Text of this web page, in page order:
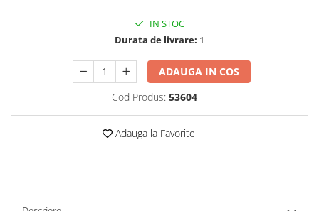
IN STOC
Durata de livrare: 1
ADAUGA IN COS
Cod Produs: 53604
Adauga la Favorite